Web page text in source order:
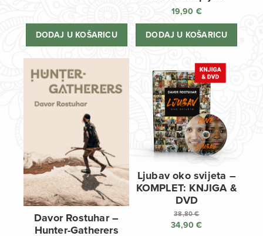
DODAJ U KOŠARICU
19,90 €
DODAJ U KOŠARICU
Davor Rostuhar –
Hunter-Gatherers
Ljubav oko svijeta –
KOMPLET: KNJIGA &
DVD
38,80€
Izvorna
34,90€